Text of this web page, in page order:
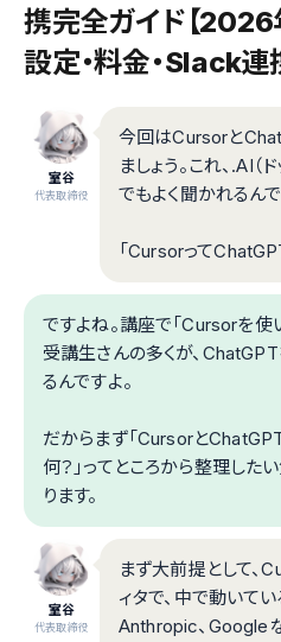
携完全ガイド【2026
設定・料金・Slack
室谷
代表取締役
今回はCursorと
ましょう。これ、.AI（
でもよく聞かれるんで
「Cursorって
ですよね。講座で「Cursorを使
受講生さんの多くが、
るんですよ。
だからまず「Cursorと
何？」ってところから整理した
ります。
室谷
代表取締役
まず大前提として、
ィタで、中で動いて
Anthropic、Google